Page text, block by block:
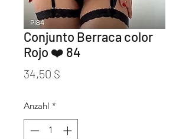
Conjunto Berraca color
Rojo ❤️ 84
34,50 $
Anzahl *